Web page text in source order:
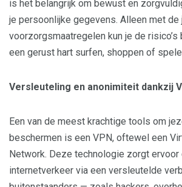
is het belangrijk om bewust en
je persoonlijke gegevens. Alleen met de
voorzorgsmaatregelen kun je de risico’s
een gerust hart surfen, shoppen of
Versleuteling en anonimiteit dankzij
Een van de meest krachtige tools om
beschermen is een VPN, oftewel een
Network. Deze technologie zorgt ervoor
internetverkeer via een versleutelde